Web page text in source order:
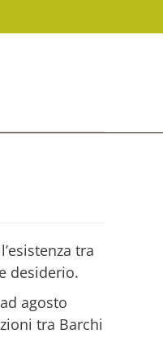
tra
desiderio.
agosto
tra Barchi